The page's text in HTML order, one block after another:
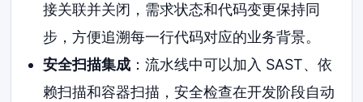
接关联并关闭，需求状态和代码变更保持同
步，方便追溯每一行代码对应的业务背景。
安全扫描集成：流水线中可以加入 SAST、依
赖扫描和容器扫描，安全检查在开发阶段自动